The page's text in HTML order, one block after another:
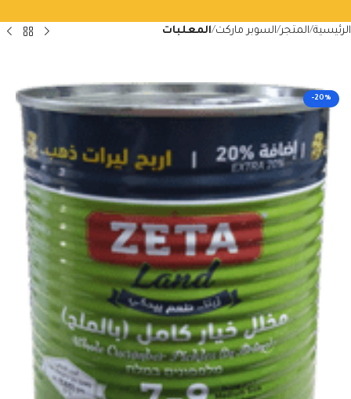
الرئيسية المتجر السوبر ماركت المعلبات
-20%